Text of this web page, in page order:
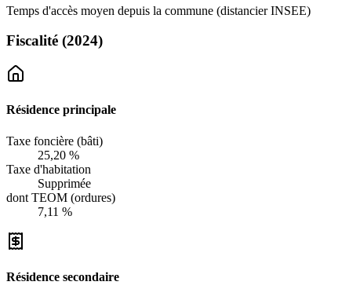
Temps d'accès moyen depuis la commune (distancier INSEE)
Fiscalité (2024)
Résidence principale
Taxe foncière (bâti)
25,20 %
Taxe d'habitation
Supprimée
dont TEOM (ordures)
7,11 %
Résidence secondaire